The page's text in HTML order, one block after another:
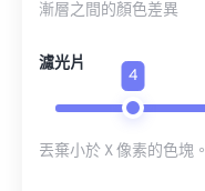
漸層之間的顏色差異
濾光片
4
丟棄小於 X 像素的色塊。